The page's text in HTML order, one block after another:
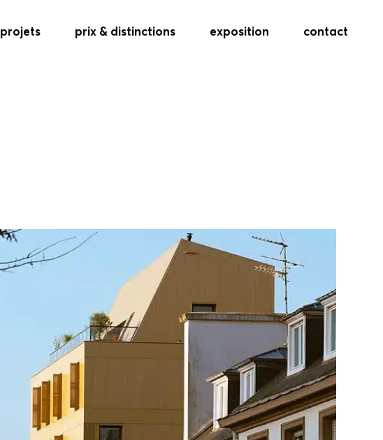
projets prix & distinctions exposition contact